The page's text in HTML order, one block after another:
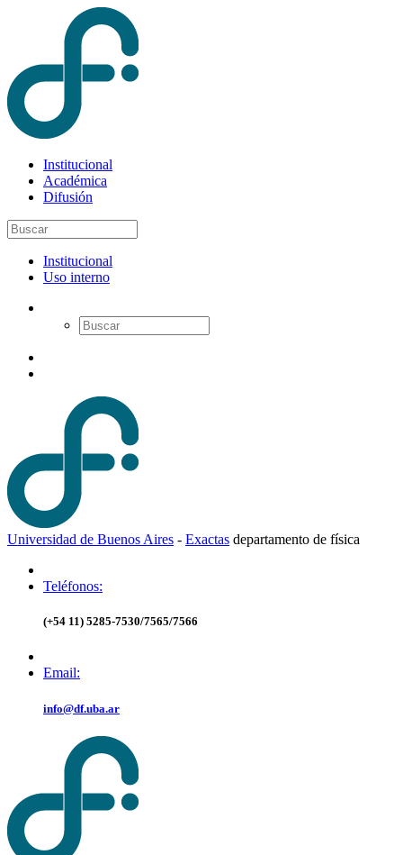
Institucional
Académica
Difusión
Institucional
Uso interno
Universidad de Buenos Aires - Exactas departamento de física
Teléfonos:
(+54 11) 5285-7530/7565/7566
Email:
info@df.uba.ar